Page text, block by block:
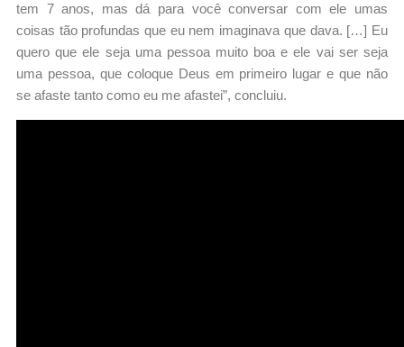
tem 7 anos, mas dá para você conversar com ele umas
coisas tão profundas que eu nem imaginava que dava. […] Eu
quero que ele seja uma pessoa muito boa e ele vai ser seja
uma pessoa, que coloque Deus em primeiro lugar e que não
se afaste tanto como eu me afastei”, concluiu.